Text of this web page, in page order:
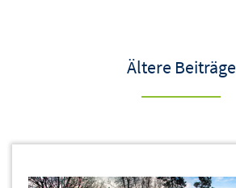
Ältere Beiträge